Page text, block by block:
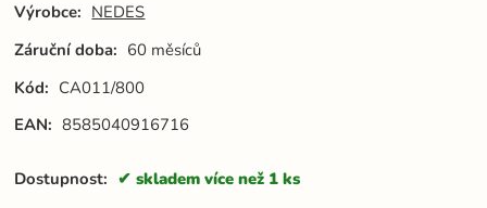
Výrobce: NEDES
Záruční doba: 60 měsíců
Kód: CA011/800
EAN: 8585040916716
Dostupnost: skladem více než 1 ks